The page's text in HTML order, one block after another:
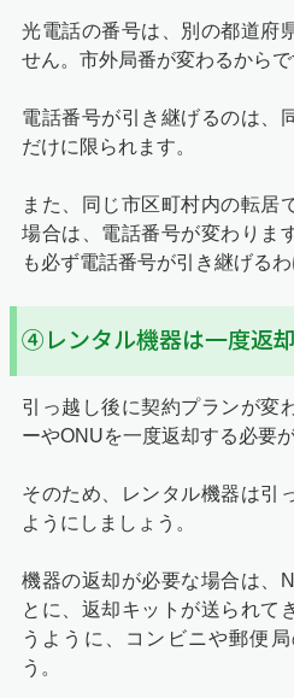
光電話の番号は、別の都道府
せん。市外局番が変わるからで
電話番号が引き継げるのは、
だけに限られます。
また、同じ市区町村内の転居
場合は、電話番号が変わりま
も必ず電話番号が引き継げるわ
④レンタル機器は一度返
引っ越し後に契約プランが変
ーやONUを一度返却する必要
そのため、レンタル機器は引
ようにしましょう。
機器の返却が必要な場合は、
とに、返却キットが送られて
うように、コンビニや郵便
う。